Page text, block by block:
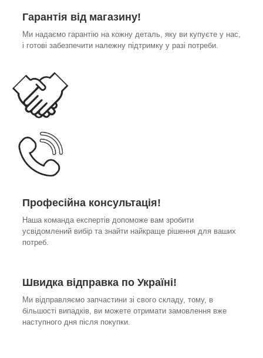
Гарантія від магазину!
Ми надаємо гарантію на кожну деталь, яку ви купуєте у нас,
і готові забезпечити належну підтримку у разі потреби.
Професійна консультація!
Наша команда експертів допоможе вам зробити
усвідомлений вибір та знайти найкраще рішення для ваших
потреб.
Швидка відправка по Україні!
Ми відправляємо запчастини зі свого складу, тому, в
більшості випадків, ви можете отримати замовлення вже
наступного дня після покупки.